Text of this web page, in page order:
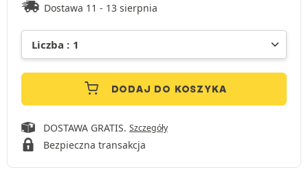
Dostawa 11 - 13 sierpnia
DODAJ DO KOSZYKA
DOSTAWA GRATIS. Szczegóły
Bezpieczna transakcja